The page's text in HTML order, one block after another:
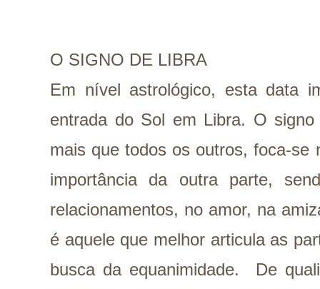
O SIGNO DE LIBRA
Em nível astrológico, esta data
entrada do Sol em Libra. O
mais que todos os outros, foca-se
importância da outra parte,
relacionamentos, no amor, na
é aquele que melhor articula as
busca da equanimidade. De